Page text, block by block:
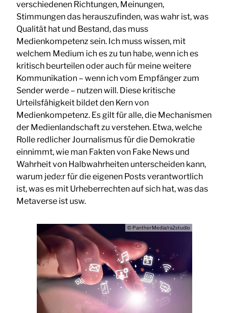
verschiedenen Richtungen, Meinungen,
Stimmungen das herauszufinden, was wahr ist, was
Qualität hat und Bestand, das muss
Medienkompetenz sein. Ich muss wissen, mit
welchem Medium ich es zu tun habe, wenn ich es
kritisch beurteilen oder auch für meine weitere
Kommunikation – wenn ich vom Empfänger zum
Sender werde – nutzen will. Diese kritische
Urteilsfähigkeit bildet den Kern von
Medienkompetenz. Es gilt für alle, die Mechanismen
der Medienlandschaft zu verstehen. Etwa, welche
Rolle redlicher Journalismus für die Demokratie
einnimmt, wie man Fakten von Fake News und
Wahrheit von Halbwahrheiten unterscheiden kann,
warum jede:r für die eigenen Posts verantwortlich
ist, was es mit Urheberrechten auf sich hat, was das
Metaverse ist usw.
© PantherMedia/ra2studio